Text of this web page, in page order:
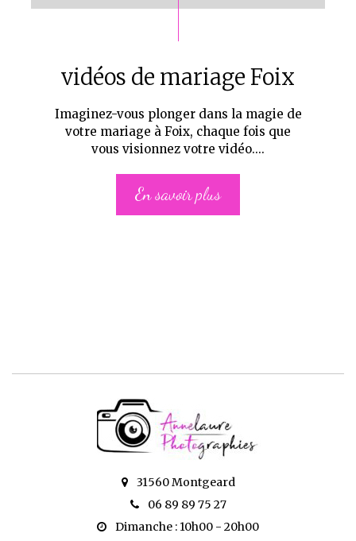
vidéos de mariage Foix
Imaginez-vous plonger dans la magie de
votre mariage à Foix, chaque fois que
vous visionnez votre vidéo....
En savoir plus
31560 Montgeard
06 89 89 75 27
Dimanche : 10h00 - 20h00